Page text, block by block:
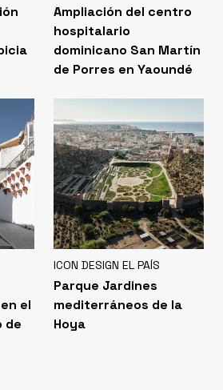
Ampliación del centro
hospitalario
dominicano San Martín
de Porres en Yaoundé
el
de
ICON DESIGN EL PAÍS
Parque Jardines
mediterráneos de la
Hoya